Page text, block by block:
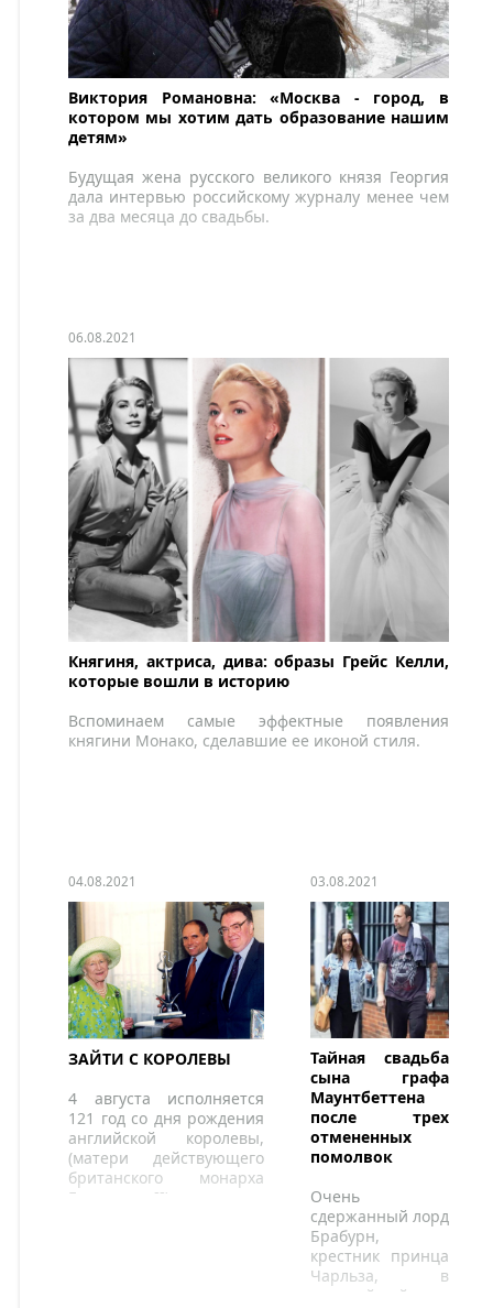
Виктория Романовна: «Москва - город, в
котором мы хотим дать образование нашим
детям»
Будущая жена русского великого князя Георгия
дала интервью российскому журналу менее чем
за два месяца до свадьбы.
06.08.2021
Княгиня, актриса, дива: образы Грейс Келли,
которые вошли в историю
Вспоминаем самые эффектные появления
княгини Монако, сделавшие ее иконой стиля.
04.08.2021
ЗАЙТИ С КОРОЛЕВЫ
4 августа исполняется
121 год со дня рождения
английской королевы,
(матери действующего
британского монарха
Елизаветы II)
03.08.2021
Тайная свадьба
сына графа
Маунтбеттена
после трех
отмененных
помолвок
Очень
сдержанный лорд
Брабурн,
крестник принца
Чарльза, в
строжайшей